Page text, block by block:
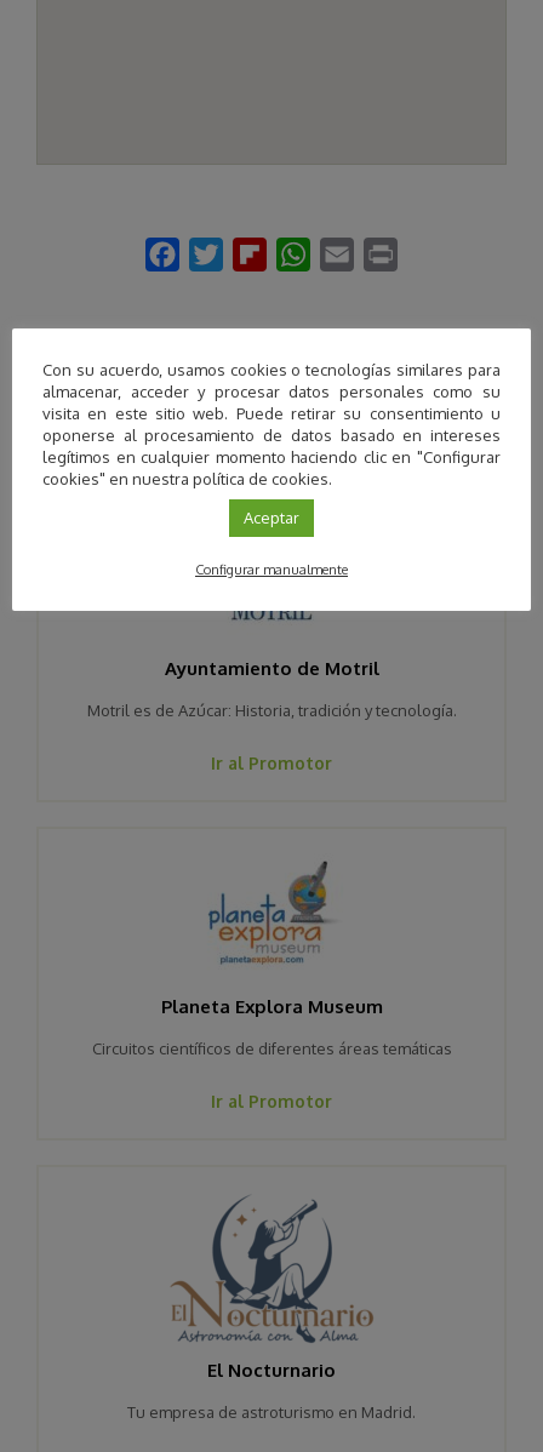
Descubre más
promotores
Ayuntamiento de Motril
Motril es de Azúcar: Historia, tradición y tecnología.
Ir al Promotor
Planeta Explora Museum
Circuitos científicos de diferentes áreas temáticas
Ir al Promotor
El Nocturnario
Tu empresa de astroturismo en Madrid.
Con su acuerdo, usamos cookies o tecnologías similares para
almacenar, acceder y procesar datos personales como su
visita en este sitio web. Puede retirar su consentimiento u
oponerse al procesamiento de datos basado en intereses
legítimos en cualquier momento haciendo clic en "Configurar
cookies" en nuestra política de cookies.
Aceptar
Configurar manualmente